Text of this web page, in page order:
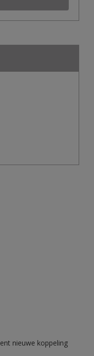
nieuwe koppeling